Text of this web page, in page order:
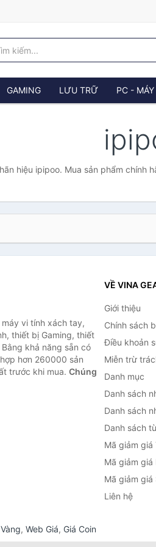
GAMING LƯU TRỮ PC -
hiệu ipipoo. Mua sản phẩm chính
vi tính xách tay,
thiết bị Gaming, thiết
khả năng sẵn có
hơn 260000 sản
trước khi mua. Chúng
VỀ VINA
Giới thiệu
Chính sách
Điều khoản
Miễn trừ
Danh mục
Danh sách
Danh sách
Danh sách
Mã giảm giá
Mã giảm giá
Mã giảm giá
Liên hệ
, Web Giá, Giá Coin